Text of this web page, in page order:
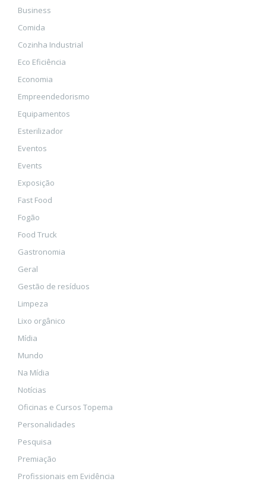
Business
Comida
Cozinha Industrial
Eco Eficiência
Economia
Empreendedorismo
Equipamentos
Esterilizador
Eventos
Events
Exposição
Fast Food
Fogão
Food Truck
Gastronomia
Geral
Gestão de resíduos
Limpeza
Lixo orgânico
Mídia
Mundo
Na Mídia
Notícias
Oficinas e Cursos Topema
Personalidades
Pesquisa
Premiação
Profissionais em Evidência